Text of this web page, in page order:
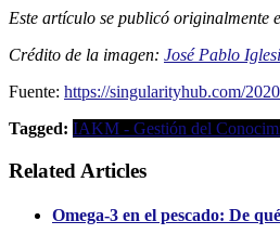
Este artículo se publicó originalmente
Crédito de la imagen: José Pablo
Fuente: https://singularityhub.com/
Tagged: IAKM - Gestión del
Related Articles
Omega-3 en el pescado: De